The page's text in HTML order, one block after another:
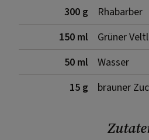
300 g
Rhabarber
150 ml
Grüner
50 ml
Wasser
15 g
brauner